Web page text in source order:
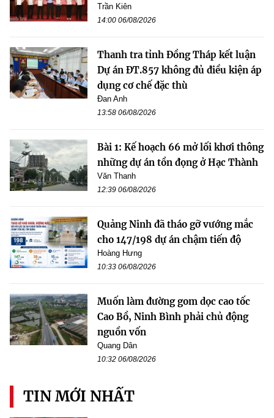
Trần Kiên
14:00 06/08/2026
Thanh tra tỉnh Đồng Tháp kết luận
Dự án ĐT.857 không đủ điều kiện áp
dụng cơ chế đặc thù
Đan Anh
13:58 06/08/2026
Bài 1: Kế hoạch 66 mở lối khơi thông
những dự án tồn đọng ở Hạc Thành
Văn Thanh
12:39 06/08/2026
Quảng Ninh đã tháo gỡ vướng mắc
cho 147/198 dự án chậm tiến độ
Hoàng Hưng
10:33 06/08/2026
Muốn làm đường gom dọc cao tốc
Cao Bồ, Ninh Bình phải chủ động
nguồn vốn
Quang Dân
10:32 06/08/2026
TIN MỚI NHẤT